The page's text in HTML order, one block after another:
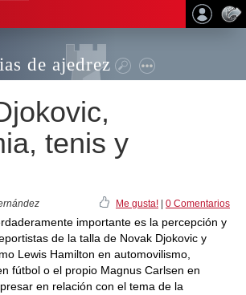
de ajedrez
tenis y
Me gusta! 0 Comentarios
importante es la percepción y
de la talla de Novak Djokovic y
Lewis Hamilton en automovilismo,
fútbol o el propio Magnus Carlsen en
en relación con el tema de la